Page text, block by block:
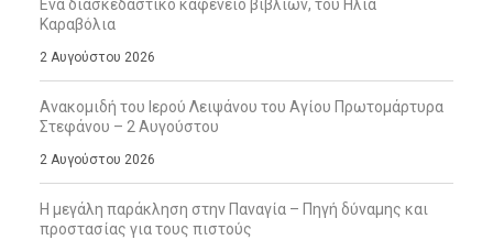
Ενα διασκεδαστικό καφενείο βιβλίων, του Ηλία
Καραβόλια
2 Αυγούστου 2026
Ανακομιδή του Ιερού Λειψάνου του Αγίου Πρωτομάρτυρα
Στεφάνου – 2 Αυγούστου
2 Αυγούστου 2026
Η μεγάλη παράκληση στην Παναγία – Πηγή δύναμης και
προστασίας για τους πιστούς